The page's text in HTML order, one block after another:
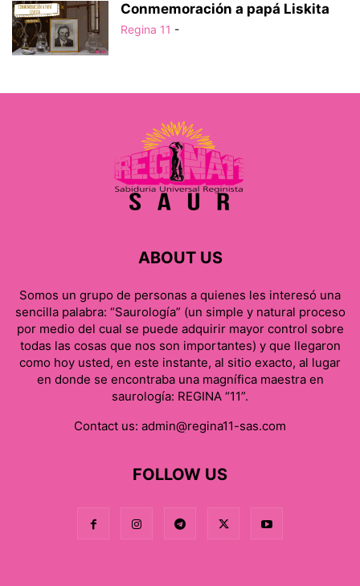
Conmemoración a papá Liskita
Regina 11 -
ABOUT US
Somos un grupo de personas a quienes les interesó una
sencilla palabra: “Saurología” (un simple y natural proceso
por medio del cual se puede adquirir mayor control sobre
todas las cosas que nos son importantes) y que llegaron
como hoy usted, en este instante, al sitio exacto, al lugar
en donde se encontraba una magnífica maestra en
saurología: REGINA “11”.
Contact us: admin@regina11-sas.com
FOLLOW US